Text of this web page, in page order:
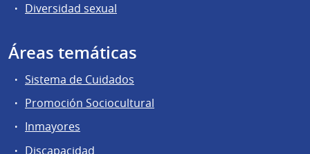
Diversidad sexual
Áreas temáticas
Sistema de Cuidados
Promoción Sociocultural
Inmayores
Discapacidad